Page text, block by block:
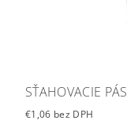
SŤAHOVACIE
€1,06 bez DPH